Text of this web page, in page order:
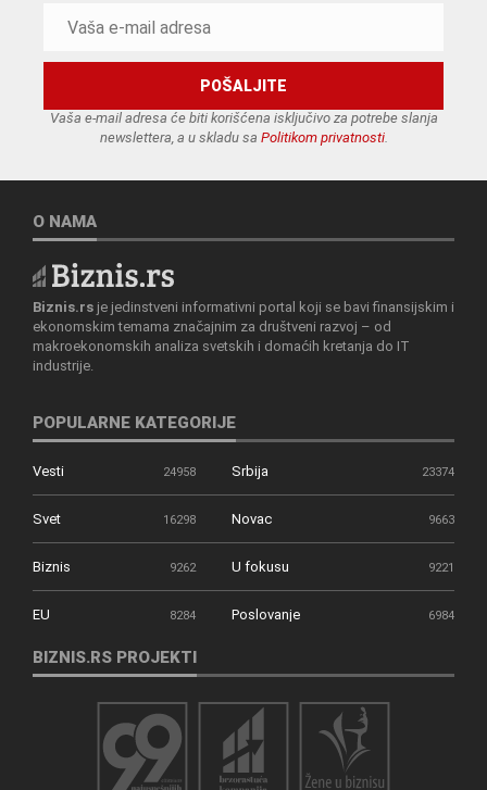
Vaša e-mail adresa će biti korišćena isključivo za potrebe slanja
newslettera, a u skladu sa Politikom privatnosti.
O NAMA
Biznis.rs je jedinstveni informativni portal koji se bavi finansijskim i
ekonomskim temama značajnim za društveni razvoj – od
makroekonomskih analiza svetskih i domaćih kretanja do IT
industrije.
POPULARNE KATEGORIJE
Vesti 24958 Srbija 23374
Svet 16298 Novac 9663
Biznis 9262 U fokusu 9221
EU 8284 Poslovanje 6984
BIZNIS.RS PROJEKTI